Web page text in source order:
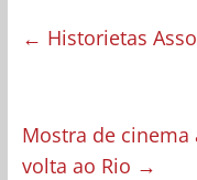
← Historietas
Mostra de
volta ao Rio →